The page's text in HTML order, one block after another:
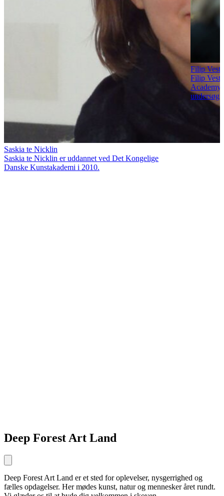
Saskia te Nicklin
Saskia te Nicklin er uddannet ved Det Kongelige
Danske Kunstakademi i 2010.
Filip Vest
Filip Vest
Deep Forest Art Land
Deep Forest Art Land er et sted for oplevelser, nysgerrighed og
fælles opdagelser. Her mødes kunst, natur og mennesker året rundt.